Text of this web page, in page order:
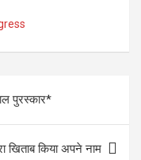
पुरस्कार*
खिताब किया अपने नाम